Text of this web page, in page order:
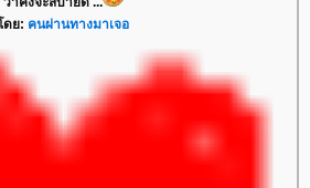
ย: คนผ่านทางมาเจอ